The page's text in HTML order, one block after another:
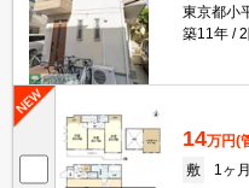
東京都小
築11年
14万円(
敷
1ヶ月